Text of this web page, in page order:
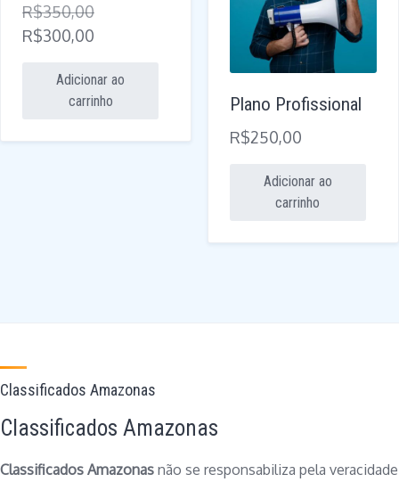
R$350,00
O
original
R$300,00
preçoAdicionar ao
carrinho
Plano Profissional
R$250,00
Adicionar ao
carrinho
Classificados Amazonas
Classificados Amazonas
Classificados Amazonas não se responsabiliza pela veracidade